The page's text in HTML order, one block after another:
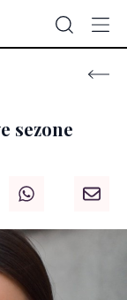
sezone